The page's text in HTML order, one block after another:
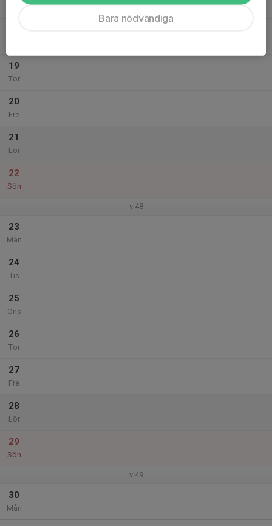
19
Tor
20
Fre
21
Lör
22
Sön
v.48
23
Mån
24
Tis
25
Ons
26
Tor
27
Fre
28
Lör
29
Sön
v.49
30
Mån
Bara nödvändiga